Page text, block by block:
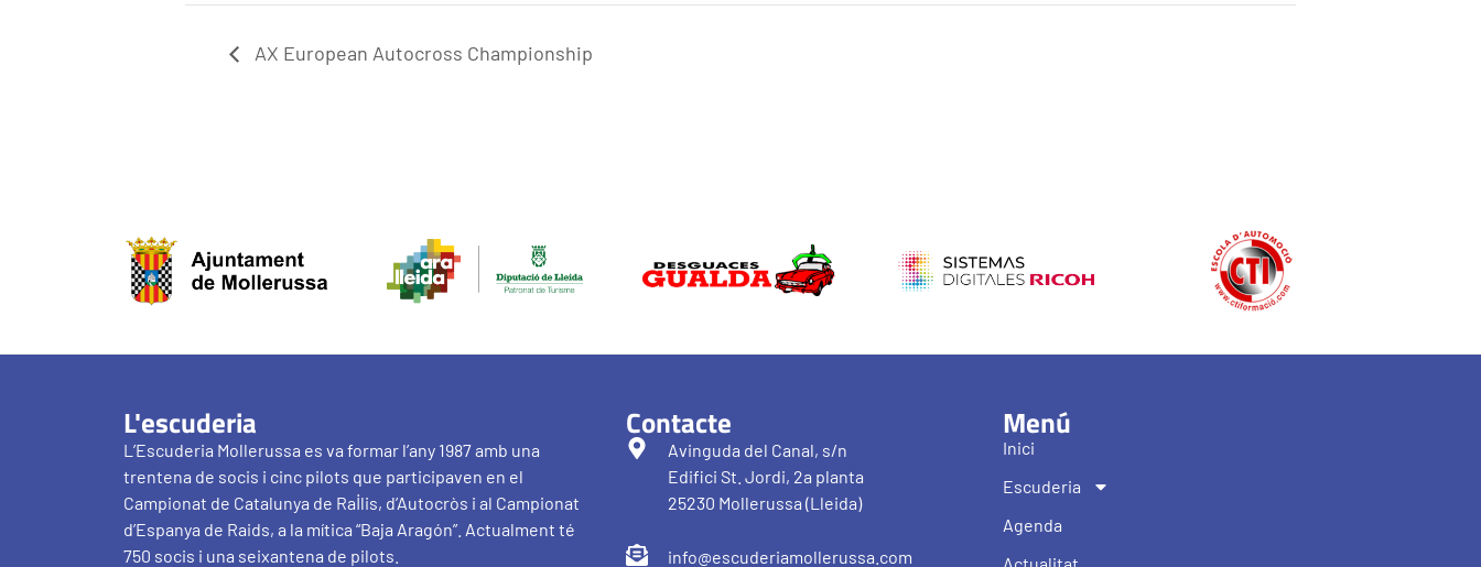
AX European Autocross Championship
L'escuderia
L’Escuderia Mollerussa es va formar l’any 1987 amb una
trentena de socis i cinc pilots que participaven en el
Campionat de Catalunya de Ral·lis, d’Autocròs i al Campionat
d’Espanya de Raids, a la mítica “Baja Aragón”. Actualment té
750 socis i una seixantena de pilots.
Contacte
Avinguda del Canal, s/n
Edifici St. Jordi, 2a planta
25230 Mollerussa (Lleida)
info@escuderiamollerussa.com
Menú
Inici
Escuderia
Agenda